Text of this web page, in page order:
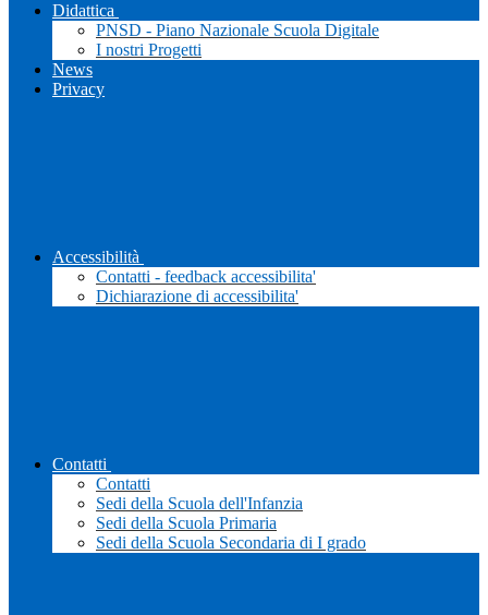
Didattica
PNSD - Piano Nazionale Scuola Digitale
I nostri Progetti
News
Privacy
Accessibilità
Contatti - feedback accessibilita'
Dichiarazione di accessibilita'
Contatti
Contatti
Sedi della Scuola dell'Infanzia
Sedi della Scuola Primaria
Sedi della Scuola Secondaria di I grado